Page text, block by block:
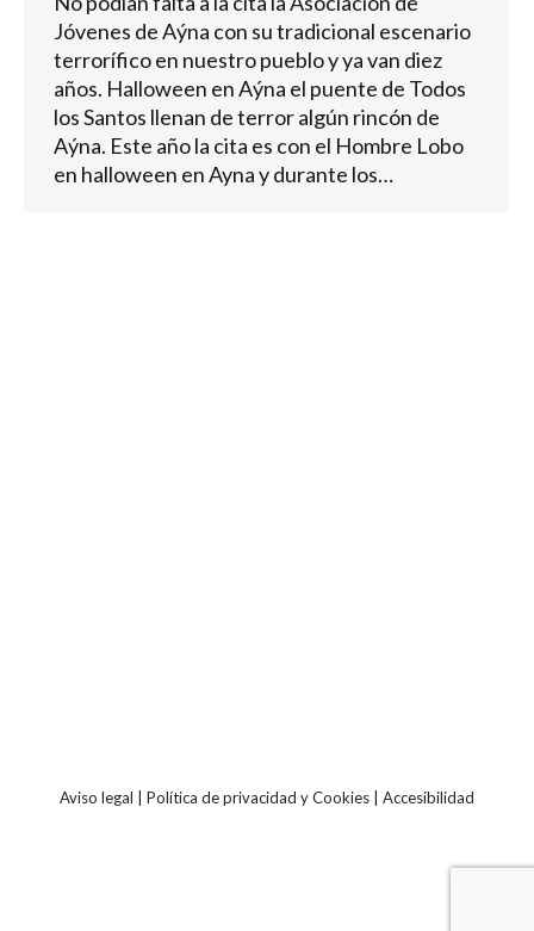
Jóvenes de Aýna con su tradicional escenario
terrorífico en nuestro pueblo y ya van diez
años. Halloween en Aýna el puente de Todos
los Santos llenan de terror algún rincón de
Aýna. Este año la cita es con el Hombre Lobo
en halloween en Ayna y durante los…
Aviso legal Política de privacidad y Cookies Accesibilidad